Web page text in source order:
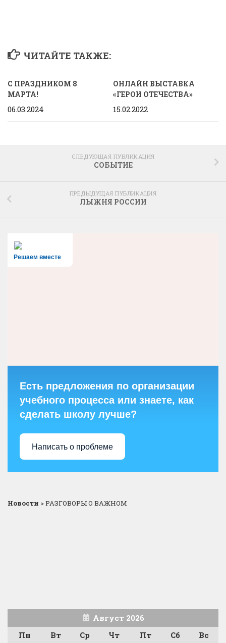
ЧИТАЙТЕ ТАКЖЕ:
С ПРАЗДНИКОМ 8
МАРТА!
06.03.2024
ОНЛАЙН ВЫСТАВКА
«ГЕРОИ ОТЕЧЕСТВА»
15.02.2022
СЛЕДУЮЩАЯ ПУБЛИКАЦИЯ
СОБЫТИЕ
ПРЕДЫДУЩАЯ ПУБЛИКАЦИЯ
ЛЫЖНЯ РОССИИ
Решаем вместе
Есть предложения по организации
учебного процесса или знаете, как
сделать школу лучше?
Написать о проблеме
Новости >РАЗГОВОРЫ О ВАЖНОМ
Август 2026
Пн
Вт Ср Чт Пт Сб Вс